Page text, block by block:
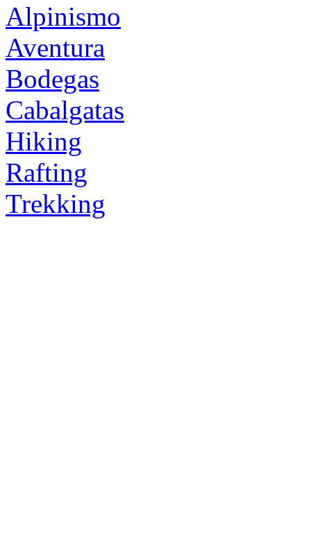
Alpinismo
Aventura
Bodegas
Cabalgatas
Hiking
Rafting
Trekking